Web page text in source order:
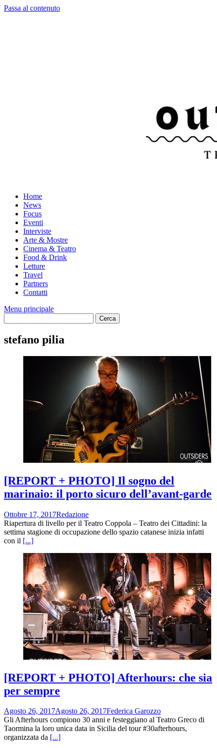
Passa al contenuto
Home
News
Focus
Eventi
Interviste
Arte & Mostre
Cinema & Teatro
Food & Drink
Letture
Travel
Partners
Contatti
Menu principale
stefano pilia
[REPORT + PHOTO] Il sogno del
marinaio: il porto sicuro dell’avant-garde
Ottobre 17, 2017Redazione
Riapertura di livello per il Teatro Coppola – Teatro dei Cittadini: la
settima stagione di occupazione dello spazio catanese inizia infatti
con il [...]
[REPORT + PHOTO] Afterhours: che sia
per sempre
Agosto 26, 2017Agosto 26, 2017Federica Garozzo
Gli Afterhours compiono 30 anni e festeggiano al Teatro Greco di
Taormina la loro unica data in Sicilia del tour #30afterhours,
organizzata da [...]